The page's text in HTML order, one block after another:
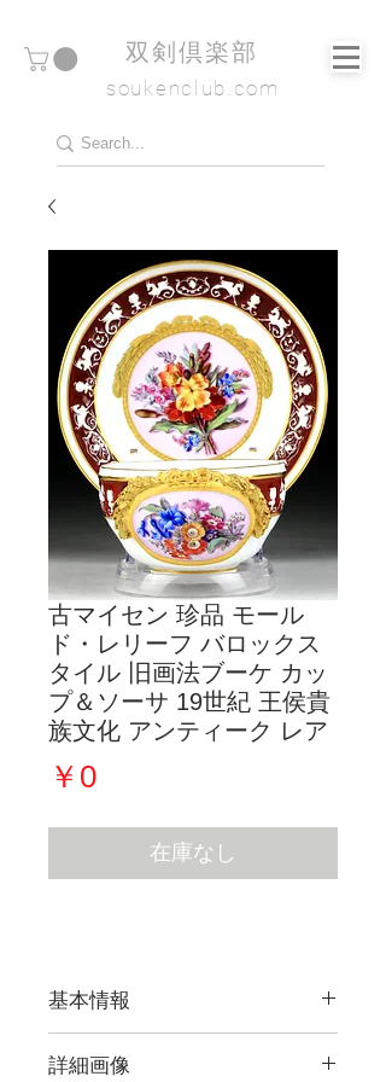
​双剣倶楽部
soukenclub.com
古マイセン 珍品 モール
ド・レリーフ バロックス
タイル 旧画法ブーケ カッ
プ＆ソーサ 19世紀 王侯貴
族文化 アンティーク レア
￥0価
格
在庫なし
基本情報
詳細画像